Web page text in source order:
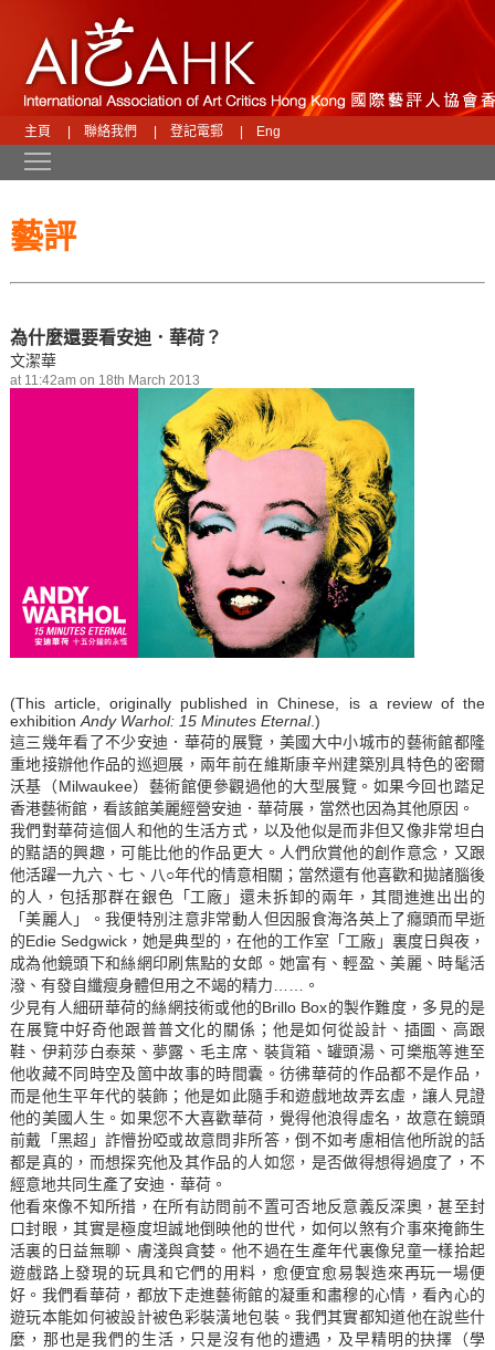
主頁 聯絡我們 登記電郵 Eng
藝評
為什麼還要看安迪．華荷？
文潔華
at 11:42am on 18th March 2013
(This article, originally published in Chinese, is a review of the
exhibition Andy Warhol: 15 Minutes Eternal.)
這三幾年看了不少安迪．華荷的展覽，美國大中小城市的藝術館都隆
重地接辦他作品的巡迴展，兩年前在維斯康辛州建築別具特色的密爾
沃基（Milwaukee）藝術館便參觀過他的大型展覽。如果今回也踏足
香港藝術館，看該館美麗經營安迪．華荷展，當然也因為其他原因。
我們對華荷這個人和他的生活方式，以及他似是而非但又像非常坦白
的黠語的興趣，可能比他的作品更大。人們欣賞他的創作意念，又跟
他活躍一九六、七、八○年代的情意相關；當然還有他喜歡和拋諸腦後
的人，包括那群在銀色「工廠」還未拆卸的兩年，其間進進出出的
「美麗人」。我便特別注意非常動人但因服食海洛英上了癮頭而早逝
的Edie Sedgwick，她是典型的，在他的工作室「工廠」裏度日與夜，
成為他鏡頭下和絲網印刷焦點的女郎。她富有、輕盈、美麗、時髦活
潑、有發自纖瘦身體但用之不竭的精力……。
少見有人細研華荷的絲網技術或他的Brillo Box的製作難度，多見的是
在展覽中好奇他跟普普文化的關係；他是如何從設計、插圖、高跟
鞋、伊莉莎白泰萊、夢露、毛主席、裝貨箱、罐頭湯、可樂瓶等進至
他收藏不同時空及箇中故事的時間囊。彷彿華荷的作品都不是作品，
而是他生平年代的裝飾；他是如此隨手和遊戲地故弄玄虛，讓人見證
他的美國人生。如果您不大喜歡華荷，覺得他浪得虛名，故意在鏡頭
前戴「黑超」詐懵扮啞或故意問非所答，倒不如考慮相信他所說的話
都是真的，而想探究他及其作品的人如您，是否做得想得過度了，不
經意地共同生產了安迪．華荷。
他看來像不知所措，在所有訪問前不置可否地反意義反深奧，甚至封
口封眼，其實是極度坦誠地倒映他的世代，如何以煞有介事來掩飾生
活裏的日益無聊、膚淺與貪婪。他不過在生產年代裏像兒童一樣拾起
遊戲路上發現的玩具和它們的用料，愈便宜愈易製造來再玩一場便
好。我們看華荷，都放下走進藝術館的凝重和肅穆的心情，看內心的
遊玩本能如何被設計被色彩裝潢地包裝。我們其實都知道他在說些什
麼，那也是我們的生活，只是沒有他的遭遇，及早精明的抉擇（學